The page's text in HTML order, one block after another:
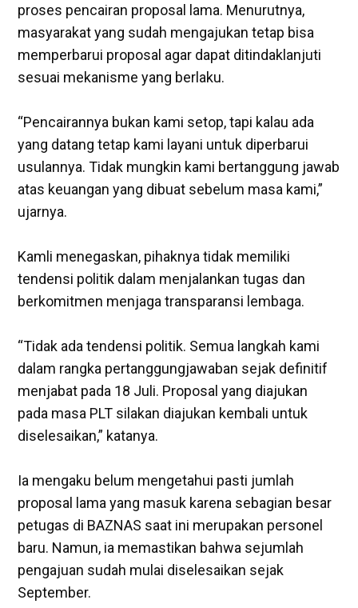
proses pencairan proposal lama. Menurutnya,
masyarakat yang sudah mengajukan tetap bisa
memperbarui proposal agar dapat ditindaklanjuti
sesuai mekanisme yang berlaku.
“Pencairannya bukan kami setop, tapi kalau ada
yang datang tetap kami layani untuk diperbarui
usulannya. Tidak mungkin kami bertanggung jawab
atas keuangan yang dibuat sebelum masa kami,”
ujarnya.
‎Kamli menegaskan, pihaknya tidak memiliki
tendensi politik dalam menjalankan tugas dan
berkomitmen menjaga transparansi lembaga.
‎“Tidak ada tendensi politik. Semua langkah kami
dalam rangka pertanggungjawaban sejak definitif
menjabat pada 18 Juli. Proposal yang diajukan
pada masa PLT silakan diajukan kembali untuk
diselesaikan,” katanya.
‎Ia mengaku belum mengetahui pasti jumlah
proposal lama yang masuk karena sebagian besar
petugas di BAZNAS saat ini merupakan personel
baru. Namun, ia memastikan bahwa sejumlah
pengajuan sudah mulai diselesaikan sejak
September.